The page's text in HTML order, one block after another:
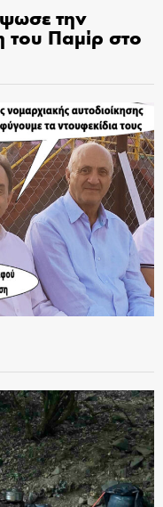
την
του Παμίρ στο